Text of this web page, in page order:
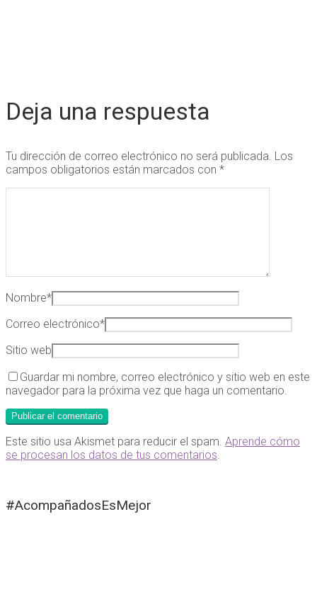
Deja una respuesta
Tu dirección de correo electrónico no será publicada. Los
campos obligatorios están marcados con *
Nombre*
Correo electrónico*
Sitio web
Guardar mi nombre, correo electrónico y sitio web en este
navegador para la próxima vez que haga un comentario.
Este sitio usa Akismet para reducir el spam. Aprende cómo
se procesan los datos de tus comentarios
#AcompañadosEsMejor